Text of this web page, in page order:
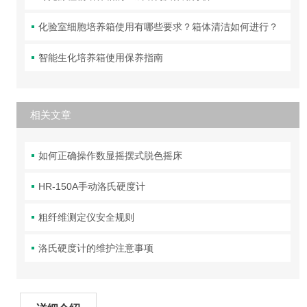
化验室细胞培养箱使用有哪些要求？箱体清洁如何进行？
智能生化培养箱使用保养指南
相关文章
如何正确操作数显摇摆式脱色摇床
HR-150A手动洛氏硬度计
粗纤维测定仪安全规则
洛氏硬度计的维护注意事项